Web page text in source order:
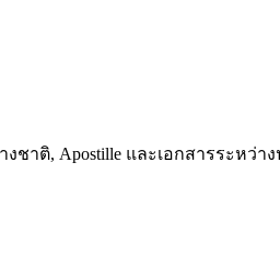
งชาติ, Apostille และเอกสารระ